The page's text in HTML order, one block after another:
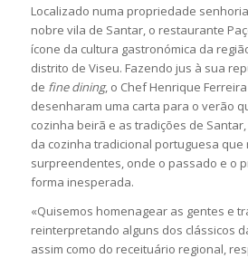
Localizado numa propriedade
nobre vila de Santar, o restaurante
ícone da cultura gastronómica da
distrito de Viseu. Fazendo jus à sua
de fine dining, o Chef Henrique
desenharam uma carta para o verão
cozinha beirã e as tradições de
da cozinha tradicional portuguesa que
surpreendentes, onde o passado e o
forma inesperada.
«Quisemos homenagear as gentes e
reinterpretando alguns dos clássicos
assim como do receituário regional,